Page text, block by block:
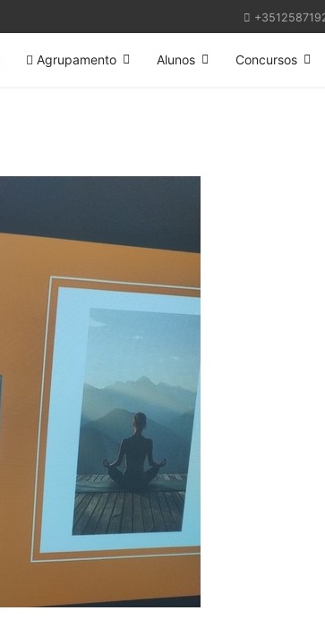
Agrupamento Alunos Concursos